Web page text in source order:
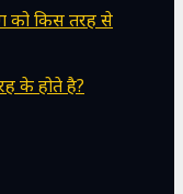
को किस तरह से
के होते है?